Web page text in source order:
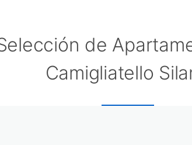
de
Camigliatello